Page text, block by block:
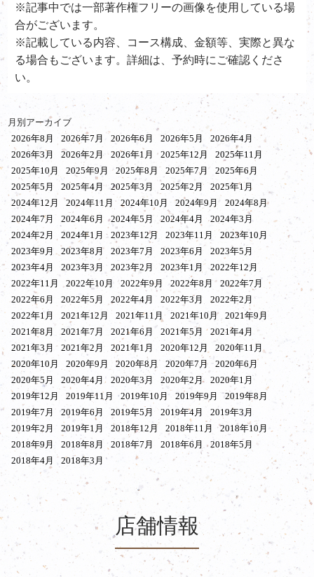
※記事中では一部著作権フリーの画像を使用している場
合がございます。
※記載している内容、コース構成、金額等、実際と異な
る場合もございます。詳細は、予約時にご確認くださ
い。
月別アーカイブ
2026年8月
2026年7月 2026年6月 2026年5月
2026年4月
2026年3月
2026年2月 2026年1月 2025年12月
2025年11月
2025年10月
2025年9月 2025年8月 2025年7月
2025年6月
2025年5月
2025年4月 2025年3月 2025年2月
2025年1月
2024年12月
2024年11月 2024年10月 2024年9月
2024年8月
2024年7月
2024年6月 2024年5月 2024年4月
2024年3月
2024年2月
2024年1月 2023年12月 2023年11月
2023年10月
2023年9月
2023年8月 2023年7月 2023年6月
2023年5月
2023年4月
2023年3月 2023年2月 2023年1月
2022年12月
2022年11月
2022年10月 2022年9月 2022年8月
2022年7月
2022年6月
2022年5月 2022年4月 2022年3月
2022年2月
2022年1月
2021年12月 2021年11月 2021年10月
2021年9月
2021年8月
2021年7月 2021年6月 2021年5月
2021年4月
2021年3月
2021年2月 2021年1月 2020年12月
2020年11月
2020年10月
2020年9月 2020年8月 2020年7月
2020年6月
2020年5月
2020年4月 2020年3月 2020年2月
2020年1月
2019年12月
2019年11月 2019年10月 2019年9月
2019年8月
2019年7月
2019年6月 2019年5月 2019年4月
2019年3月
2019年2月
2019年1月 2018年12月 2018年11月
2018年10月
2018年9月
2018年8月 2018年7月 2018年6月
2018年5月
2018年4月
2018年3月
店舗情報